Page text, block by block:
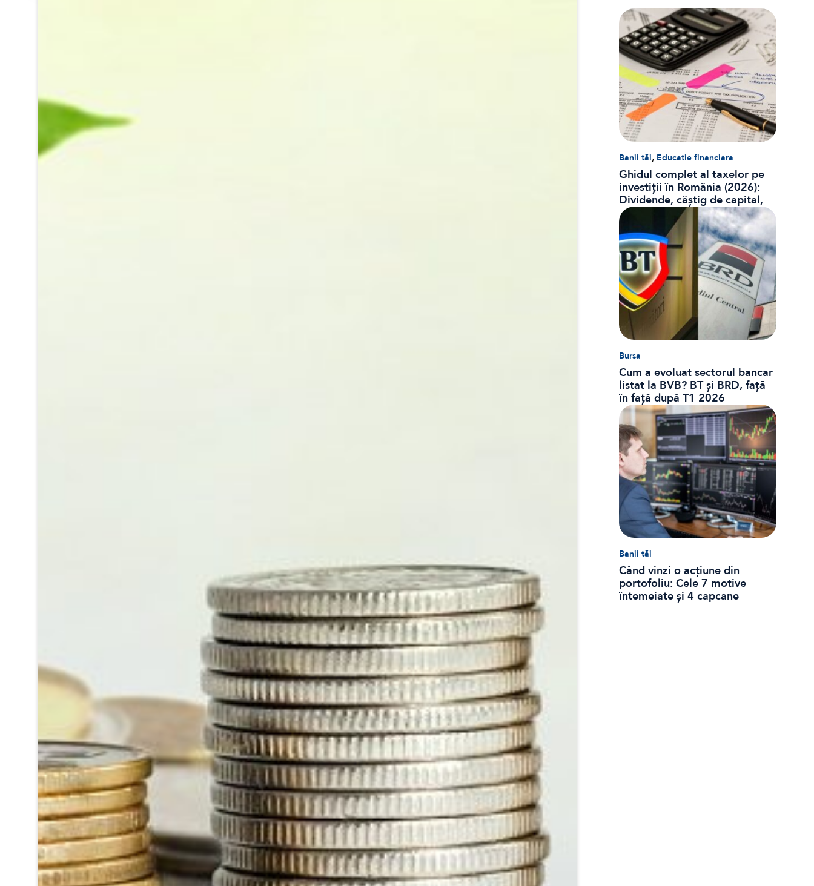
Banii tăi, Educatie financiara
Ghidul complet al taxelor pe
investiții în România (2026):
Dividende, câștig de capital,
dobânzi și CASS
Bursa
Cum a evoluat sectorul bancar
listat la BVB? BT și BRD, față
în față după T1 2026
Banii tăi
Când vinzi o acțiune din
portofoliu: Cele 7 motive
întemeiate și 4 capcane